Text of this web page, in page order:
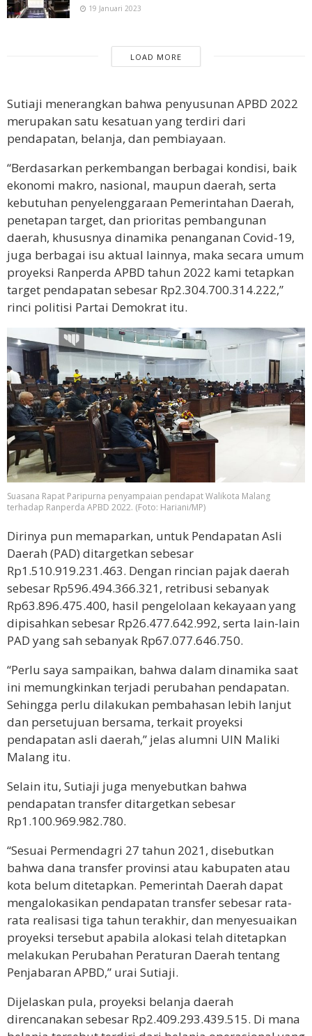
19 Januari 2023
LOAD MORE
Sutiaji menerangkan bahwa penyusunan APBD 2022
merupakan satu kesatuan yang terdiri dari
pendapatan, belanja, dan pembiayaan.
“Berdasarkan perkembangan berbagai kondisi, baik
ekonomi makro, nasional, maupun daerah, serta
kebutuhan penyelenggaraan Pemerintahan Daerah,
penetapan target, dan prioritas pembangunan
daerah, khususnya dinamika penanganan Covid-19,
juga berbagai isu aktual lainnya, maka secara umum
proyeksi Ranperda APBD tahun 2022 kami tetapkan
target pendapatan sebesar Rp2.304.700.314.222,”
rinci politisi Partai Demokrat itu.
Suasana Rapat Paripurna penyampaian pendapat Walikota Malang
terhadap Ranperda APBD 2022. (Foto: Hariani/MP)
Dirinya pun memaparkan, untuk Pendapatan Asli
Daerah (PAD) ditargetkan sebesar
Rp1.510.919.231.463. Dengan rincian pajak daerah
sebesar Rp596.494.366.321, retribusi sebanyak
Rp63.896.475.400, hasil pengelolaan kekayaan yang
dipisahkan sebesar Rp26.477.642.992, serta lain-lain
PAD yang sah sebanyak Rp67.077.646.750.
“Perlu saya sampaikan, bahwa dalam dinamika saat
ini memungkinkan terjadi perubahan pendapatan.
Sehingga perlu dilakukan pembahasan lebih lanjut
dan persetujuan bersama, terkait proyeksi
pendapatan asli daerah,” jelas alumni UIN Maliki
Malang itu.
Selain itu, Sutiaji juga menyebutkan bahwa
pendapatan transfer ditargetkan sebesar
Rp1.100.969.982.780.
“Sesuai Permendagri 27 tahun 2021, disebutkan
bahwa dana transfer provinsi atau kabupaten atau
kota belum ditetapkan. Pemerintah Daerah dapat
mengalokasikan pendapatan transfer sebesar rata-
rata realisasi tiga tahun terakhir, dan menyesuaikan
proyeksi tersebut apabila alokasi telah ditetapkan
melakukan Perubahan Peraturan Daerah tentang
Penjabaran APBD,” urai Sutiaji.
Dijelaskan pula, proyeksi belanja daerah
direncanakan sebesar Rp2.409.293.439.515. Di mana